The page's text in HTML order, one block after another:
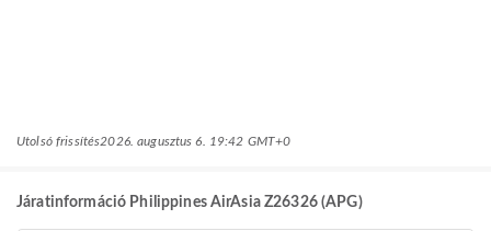
Utolsó frissítés2026. augusztus 6. 19:42 GMT+0
Járatinformáció Philippines AirAsia Z26326 (APG)